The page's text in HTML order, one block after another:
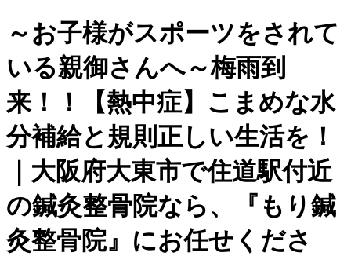
～お子様がスポーツをされて
いる親御さんへ～梅雨到
来！！【熱中症】こまめな水
分補給と規則正しい生活を！
｜大阪府大東市で住道駅付近
の鍼灸整骨院なら、『もり鍼
灸整骨院』にお任せくださ